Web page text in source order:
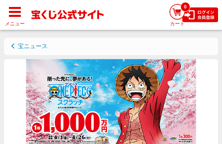
宝ニュース
メニュー
0
カート